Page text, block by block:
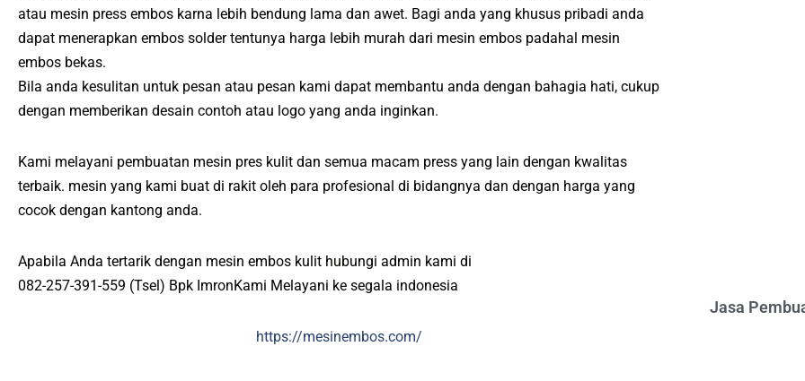
atau mesin press embos karna lebih bendung lama dan awet. Bagi anda yang khusus pribadi anda
dapat menerapkan embos solder tentunya harga lebih murah dari mesin embos padahal mesin
embos bekas.
Bila anda kesulitan untuk pesan atau pesan kami dapat membantu anda dengan bahagia hati, cukup
dengan memberikan desain contoh atau logo yang anda inginkan.
Kami melayani pembuatan mesin pres kulit dan semua macam press yang lain dengan kwalitas
terbaik. mesin yang kami buat di rakit oleh para profesional di bidangnya dan dengan harga yang
cocok dengan kantong anda.
Apabila Anda tertarik dengan mesin embos kulit hubungi admin kami di
082-257-391-559 (Tsel) Bpk ImronKami Melayani ke segala indonesia
https://mesinembos.com/
Jasa